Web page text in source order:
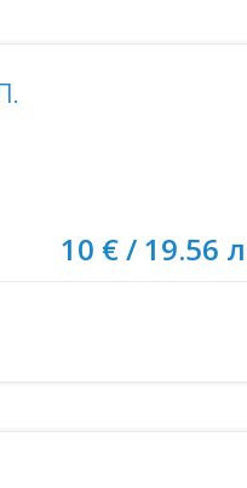
10 € / 19.56